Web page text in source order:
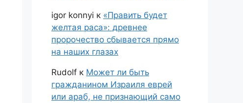
igor konnyi к «Править будет
желтая раса»: древнее
пророчество сбывается прямо
на наших глазах
Rudolf к Может ли быть
гражданином Израиля еврей
или араб, не признающий само